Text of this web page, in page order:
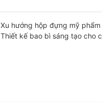
Xu hướng hộp đựng mỹ phẩm
Thiết kế bao bì sáng tạo cho